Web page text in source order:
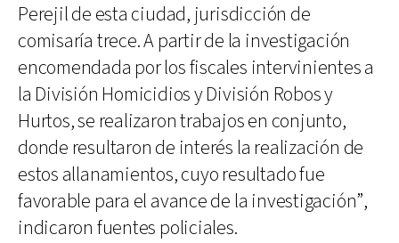
Perejil de esta ciudad, jurisdicción de
comisaría trece. A partir de la investigación
encomendada por los fiscales intervinientes a
la División Homicidios y División Robos y
Hurtos, se realizaron trabajos en conjunto,
donde resultaron de interés la realización de
estos allanamientos, cuyo resultado fue
favorable para el avance de la investigación”,
indicaron fuentes policiales.